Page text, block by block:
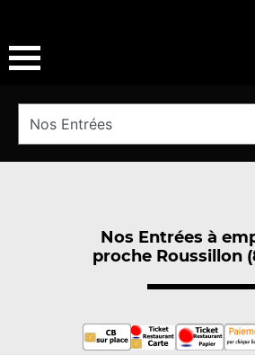
Nos Entrées à
proche Roussillon